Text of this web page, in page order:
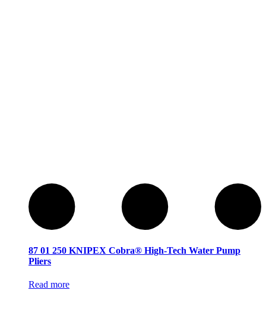
87 01 250 KNIPEX Cobra® High-Tech Water Pump
Pliers
Read more